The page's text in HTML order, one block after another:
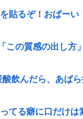
貼るぞ！おぱーい
この質感の出し方
飲んだら、あば
てる癖に口だけは